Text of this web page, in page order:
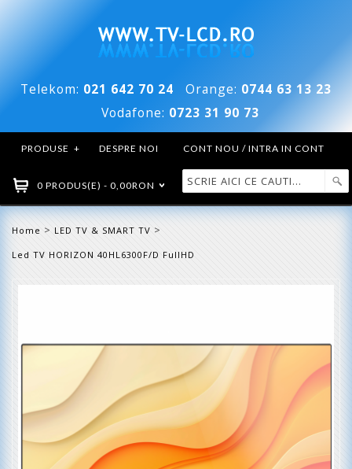
Telekom: 021 642 70 24 Orange: 0744 63 13 23
Vodafone: 0723 31 90 73
PRODUSE + DESPRE NOI CONT NOU / INTRA IN CONT
0 PRODUS(E) - 0,00RON
Home > LED TV & SMART TV >
Led TV HORIZON 40HL6300F/D FullHD